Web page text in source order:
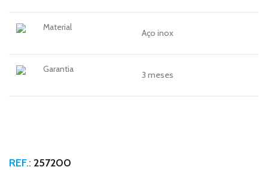
Material
Aço inox
Garantia
3 meses
REF.: 257200